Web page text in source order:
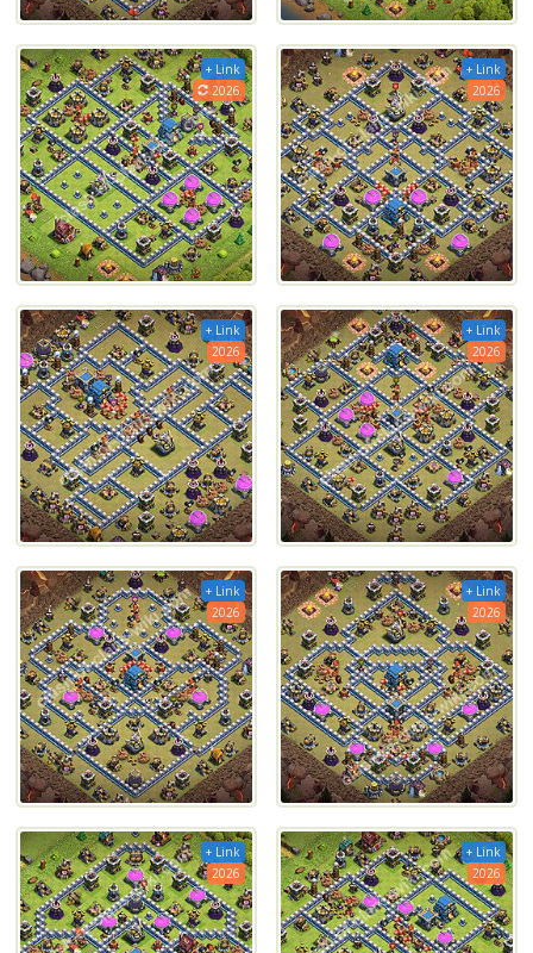
+ Link
2026
+ Link
2026
+ Link
2026
+ Link
2026
+ Link
2026
+ Link
2026
+ Link
2026
+ Link
2026